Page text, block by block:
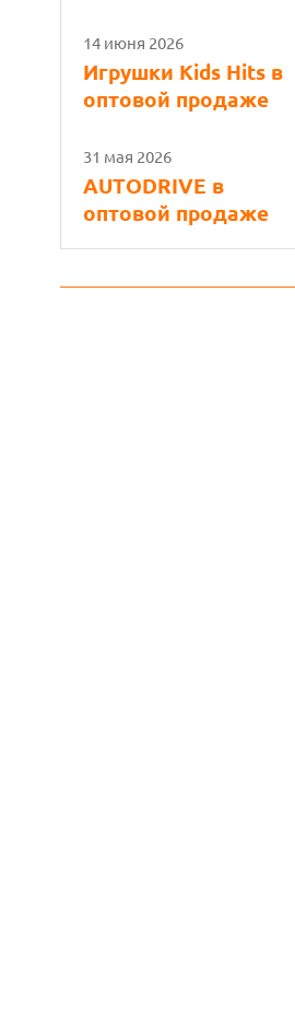
14 июня 2026
Игрушки Kids Hits в
оптовой продаже
31 мая 2026
AUTODRIVE в
оптовой продаже